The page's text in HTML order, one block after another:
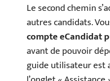
Le second chemin
autres candidats.
compte eCandidat
avant de pouvoir
guide utilisateur est